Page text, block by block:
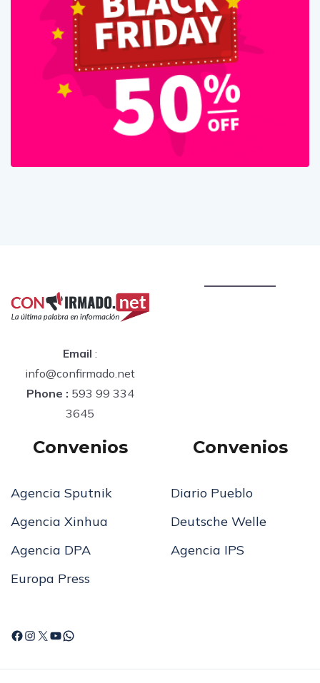
Email :
info@confirmado.net
Phone : 593 99 334
3645
Convenios
Agencia Sputnik
Agencia Xinhua
Agencia DPA
Europa Press
Convenios
Diario Pueblo
Deutsche Welle
Agencia IPS